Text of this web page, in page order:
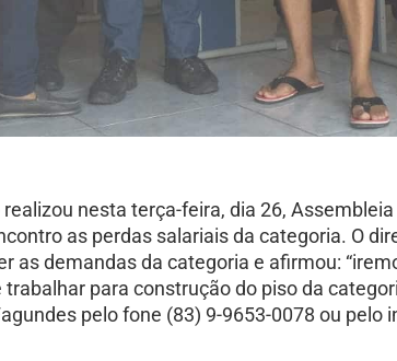
realizou nesta terça-feira, dia 26,
as perdas salariais da categoria. O
as demandas da categoria e afirmou:
para construção do piso da
pelo fone (83) 9-9653-0078 ou pelo